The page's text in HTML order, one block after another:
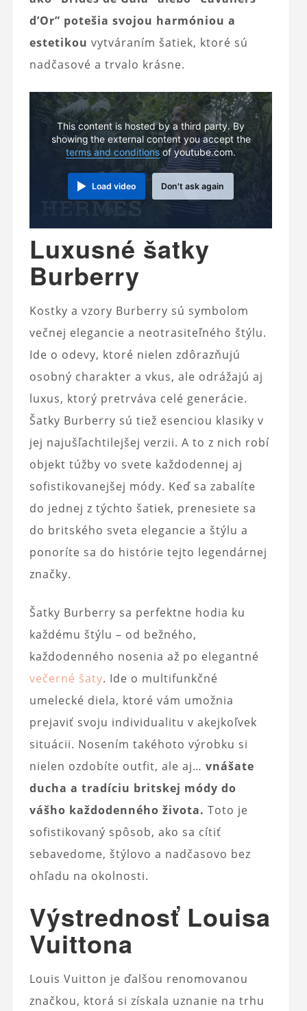
d’Or” potešia svojou harmóniou a
estetikou vytváraním šatiek, ktoré sú
nadčasové a trvalo krásne.
This content is hosted by a third party. By
showing the external content you accept the
terms and conditionsof youtube.com.
Load video Don't ask again
Luxusné šatky
Burberry
Kostky a vzory Burberry sú symbolom
večnej elegancie a neotrasiteľného štýlu.
Ide o odevy, ktoré nielen zdôrazňujú
osobný charakter a vkus, ale odrážajú aj
luxus, ktorý pretrváva celé generácie.
Šatky Burberry sú tiež esenciou klasiky v
jej najušľachtilejšej verzii. A to z nich robí
objekt túžby vo svete každodennej aj
sofistikovanejšej módy. Keď sa zabalíte
do jednej z týchto šatiek, prenesiete sa
do britského sveta elegancie a štýlu a
ponoríte sa do histórie tejto legendárnej
značky.
Šatky Burberry sa perfektne hodia ku
každému štýlu – od bežného, ​​
každodenného nosenia až po elegantné
večerné šaty. Ide o multifunkčné
umelecké diela, ktoré vám umožnia
prejaviť svoju individualitu v akejkoľvek
situácii. Nosením takéhoto výrobku si
nielen ozdobíte outfit, ale aj… vnášate
ducha a tradíciu britskej módy do
vášho každodenného života. Toto je
sofistikovaný spôsob, ako sa cítiť
sebavedome, štýlovo a nadčasovo bez
ohľadu na okolnosti.
Výstrednosť Louisa
Vuittona
Louis Vuitton je ďalšou renomovanou
značkou, ktorá si získala uznanie na trhu